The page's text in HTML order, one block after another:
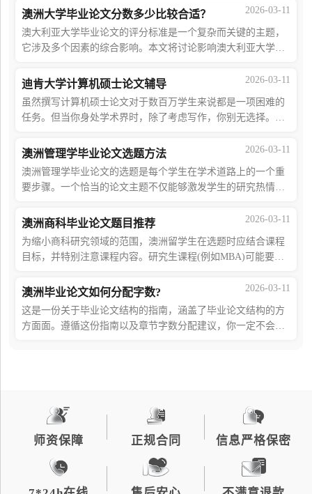
格式示例附录标签出现在页面顶部，黑
2026-03-11
澳洲大学毕业论文分数多少比较合适？
澳大利亚大学毕业论文的评分标准是一个复杂而关键的主题，
它涉及多个因素的综合影响。本文将讨论影响澳大利亚大学毕
分数。一、影响毕业论文分数的因素1
2026-03-11
迪肯大学计算机硕士论文辅导
虽然撰写计算机硕士论文对于数百万学生来说都是一项困难的
任务。但当你身处学术界时，除了考虑写作，你别无选择。即
他学科的论文那样容易。因此，我们将
2026-03-11
澳洲管理学毕业论文选题方法
澳洲管理学毕业论文的选题是每个学生在学术道路上的一个重
要步骤。一个恰当的论文主题不仅能够激发学生的研究热情，
管理学毕业论文的选题方法，旨在帮助
2026-03-11
澳洲商科毕业论文题目推荐
为缩小商科研究领域的范围，澳洲留学生在选题时应结合课程
目标，并特别注意课程内容。研究生课程(例如MBA)可能要求
企业新闻中寻找灵感，从中衍生出相关的
2026-03-11
澳洲毕业论文如何分配字数?
这是一份关于毕业论文结构的指南，涵盖了毕业论文结构的方
方面面。遵循这份指南以及章节字数分配建议，你一定不会在
师资保障 正规合同 信息严格保密